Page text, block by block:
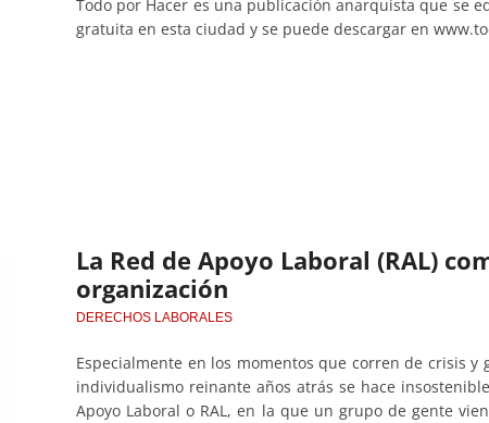
Todo por Hacer es una publicación anarquista que se
gratuita en esta ciudad y se puede descargar en
La Red de Apoyo Laboral (RAL)
organización
DERECHOS LABORALES
Especialmente en los momentos que corren de crisis
individualismo reinante años atrás se hace
Apoyo Laboral o RAL, en la que un grupo de gente